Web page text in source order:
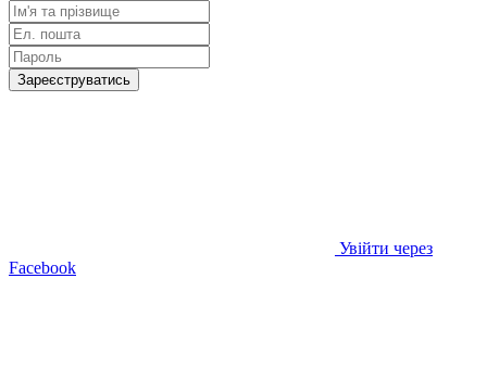
Зареєструватись
Увійти через
Facebook